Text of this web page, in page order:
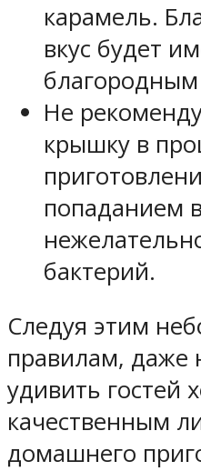
карамель.
вкус будет
Не
крышку в
попаданием
бактерий.
Следуя этим
правилам, даже
удивить гостей
качественным
домашнего